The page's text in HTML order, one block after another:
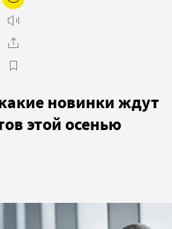
новинки ждут
этой осенью